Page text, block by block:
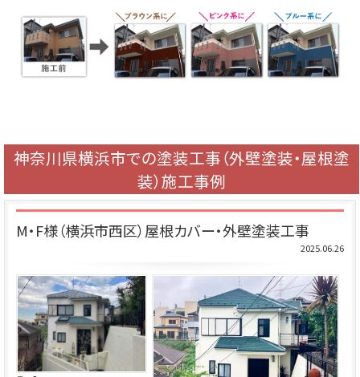
神奈川県横浜市での塗装工事（外壁塗装・屋根塗
装）施工事例
M・F様（横浜市西区）屋根カバー・外壁塗装工事
2025.06.26